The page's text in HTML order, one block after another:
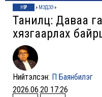
НҮҮР » МЭДЭЭ»
Танилц: Даваа
хязгаарлах
Нийтэлсэн: П Баянбилэг
2026.06.20 17:26